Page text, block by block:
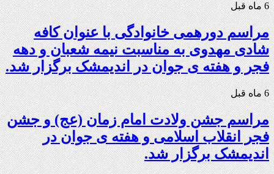
6 ماه قبل
مراسم دورهمی خانوادگی با عنوان کافه
شادی مهدوی به مناسبت نیمه شعبان و دهه
فجر و هفته ی جوان در اندیمشک برگزار شد.
6 ماه قبل
مراسم جشن ولادت امام زمان (عج) و جشن
فجر انقلاب اسلامی و هفته ی جوان در
اندیمشک برگزار شد.